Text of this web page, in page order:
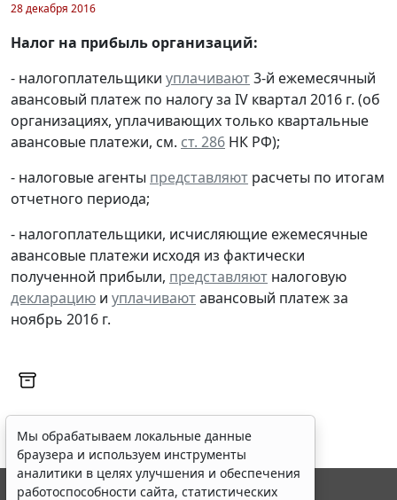
28 декабря 2016
Налог на прибыль организаций:
- налогоплательщики уплачивают3-й ежемесячный
авансовый платеж по налогу за IV квартал 2016 г. (об
организациях, уплачивающих только квартальные
авансовые платежи, см. ст. 286 НК РФ);
- налоговые агенты представляют расчеты по итогам
отчетного периода;
- налогоплательщики, исчисляющие ежемесячные
авансовые платежи исходя из фактически
полученной прибыли, представляют налоговую
декларацию и уплачиваютавансовый платеж за
ноябрь 2016 г.
Мы обрабатываем локальные данные
браузера и используем инструменты
аналитики в целях улучшения и обеспечения
работоспособности сайта, статистических